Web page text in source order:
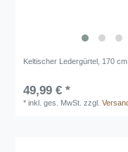
Keltischer Ledergürtel, 170 cm
49,99 € *
*inkl. ges. MwSt. zzgl.